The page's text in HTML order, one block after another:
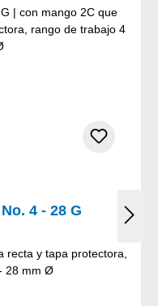
4 - 28 G
recta y tapa protectora,
28 mm Ø